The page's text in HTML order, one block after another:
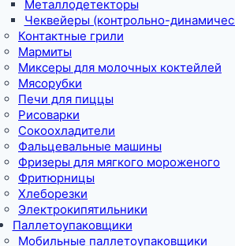
Металлодетекторы
Чеквейеры (контрольно-
Контактные грили
Мармиты
Миксеры для молочных коктейлей
Мясорубки
Печи для пиццы
Рисоварки
Сокоохладители
Фальцевальные машины
Фризеры для мягкого мороженого
Фритюрницы
Хлеборезки
Электрокипятильники
Паллетоупаковщики
Мобильные паллетоупаковщики